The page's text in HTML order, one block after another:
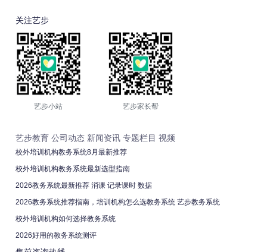
关注艺步
艺步小站 艺步家长帮
艺步教育 公司动态 新闻资讯 专题栏目 视频
校外培训机构教务系统8月最新推荐
校外培训机构教务系统最新选型指南
2026教务系统最新推荐 消课 记录课时 数据
2026教务系统推荐指南，培训机构怎么选教务系统 艺步教务系统
校外培训机构如何选择教务系统
2026好用的教务系统测评